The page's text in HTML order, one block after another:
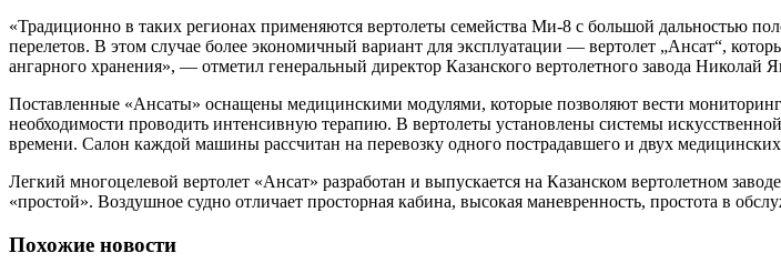
«Традиционно в таких регионах применяются вертолеты семейства Ми-8 с большой дальностью
перелетов. В этом случае более экономичный вариант для эксплуатации — вертолет „Ансат“,
ангарного хранения», — отметил генеральный директор Казанского вертолетного завода Николай
Поставленные «Ансаты» оснащены медицинскими модулями, которые позволяют вести
необходимости проводить интенсивную терапию. В вертолеты установлены системы
времени. Салон каждой машины рассчитан на перевозку одного пострадавшего и двух
Легкий многоцелевой вертолет «Ансат» разработан и выпускается на Казанском вертолетном
«простой». Воздушное судно отличает просторная кабина, высокая маневренность, простота в
Похожие новости